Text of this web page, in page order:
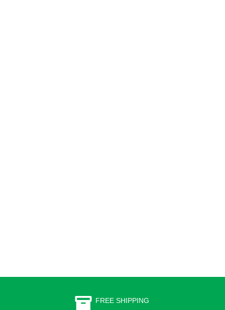
FREE SHIPPING